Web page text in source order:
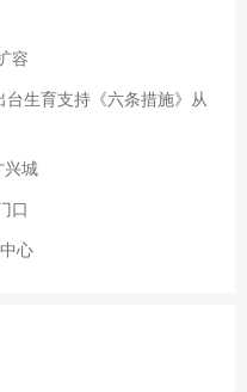
容
生育支持《六条措施》从
兴城
口
心